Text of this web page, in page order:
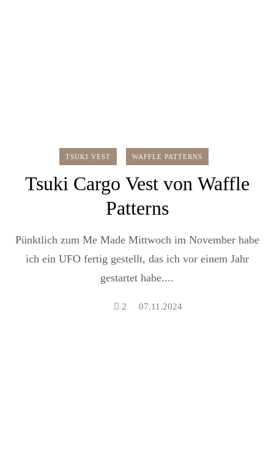
TSUKI VEST WAFFLE PATTERNS
Tsuki Cargo Vest von Waffle
Patterns
Pünktlich zum Me Made Mittwoch im November habe
ich ein UFO fertig gestellt, das ich vor einem Jahr
gestartet habe....
2 07.11.2024